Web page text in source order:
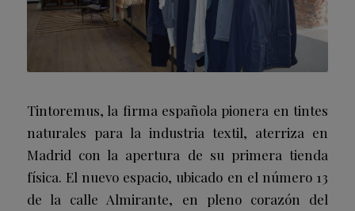
Tintoremus, la firma española pionera en tintes
naturales para la industria textil, aterriza en
Madrid con la apertura de su primera tienda
física. El nuevo espacio, ubicado en el número 13
de la calle Almirante, en pleno corazón del